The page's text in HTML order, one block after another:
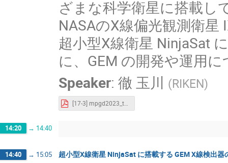
ざまな科学衛星に搭載し
NASAのX線偏光観測衛
超小型X線衛星 NinjaSat
に、GEM の開発や運用
Speaker: 徹 玉川 (RIKEN)
[17-3] mpgd2023_tama_v05web.pdf
14:20 → 14:40
14:40 → 15:05 超小型X線衛星 NinjaSat に搭載する GEM X線検出